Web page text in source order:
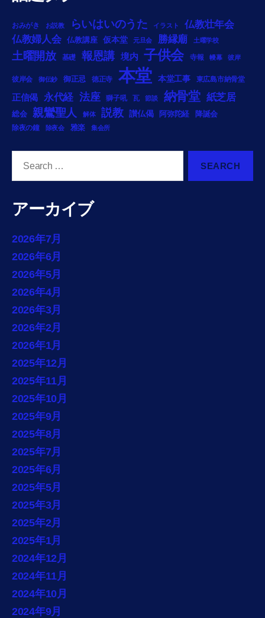
おみがき お説教 らいはいのうた イラスト
仏教壮年会
仏教婦人会
仏教講座 仮本堂 元旦会 勝縁廟 土曜学校
土曜開放 基礎 報恩講 境内 子供会 寺報 幔幕 彼岸
彼岸会 御伝鈔 御正忌 徳正寺 本堂 本堂工事 東広島市納骨堂
正信偈 永代経 法座 獅子吼 瓦 節談 納骨堂 紙芝居
総会 親鸞聖人 解体 説教 讃仏偈 阿弥陀経 降誕会
除夜の鐘 除夜会 雅楽 集会所
アーカイブ
2026年7月
2026年6月
2026年5月
2026年4月
2026年3月
2026年2月
2026年1月
2025年12月
2025年11月
2025年10月
2025年9月
2025年8月
2025年7月
2025年6月
2025年5月
2025年3月
2025年2月
2025年1月
2024年12月
2024年11月
2024年10月
2024年9月